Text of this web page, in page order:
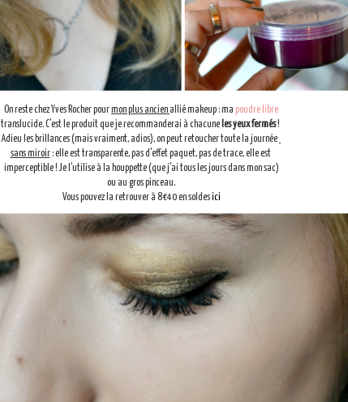
On reste chez Yves Rocher pourmon plus ancienallié makeup : ma poudre libre
translucide. C'est le produit que je recommanderai à chacune les yeux fermés!
Adieu les brillances (mais vraiment, adios), on peut retoucher toute la journée
sans miroir: elle est transparente, pas d'effet paquet, pas de trace, elle est
imperceptible ! Je l'utilise à la houppette (que j'ai tous les jours dans mon sac)
ou au gros pinceau.
Vous pouvez la retrouver à 8€40 en soldesici